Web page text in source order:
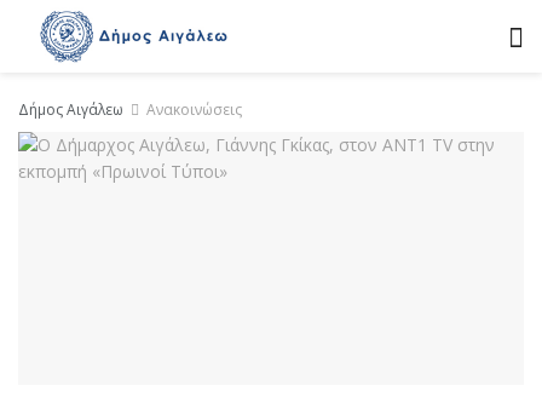
Δήμος Αιγάλεω Ανακοινώσεις